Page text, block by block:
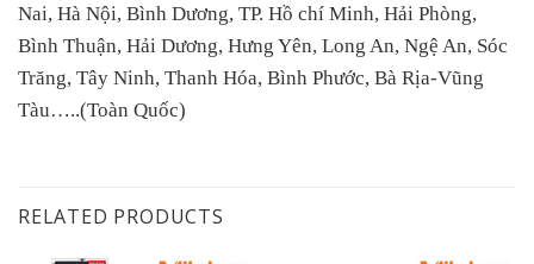
Nai, Hà Nội, Bình Dương, TP. Hồ chí Minh, Hải Phòng,
Bình Thuận, Hải Dương, Hưng Yên, Long An, Ngệ An, Sóc
Trăng, Tây Ninh, Thanh Hóa, Bình Phước, Bà Rịa-Vũng
Tàu…..(Toàn Quốc)
RELATED PRODUCTS